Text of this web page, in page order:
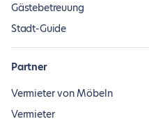
Gästebetreuung
Stadt-Guide
Partner
Vermieter von Möbeln
Vermieter